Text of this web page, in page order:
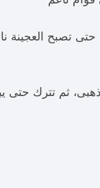
تصبح العجينة
ثم تترك حتى